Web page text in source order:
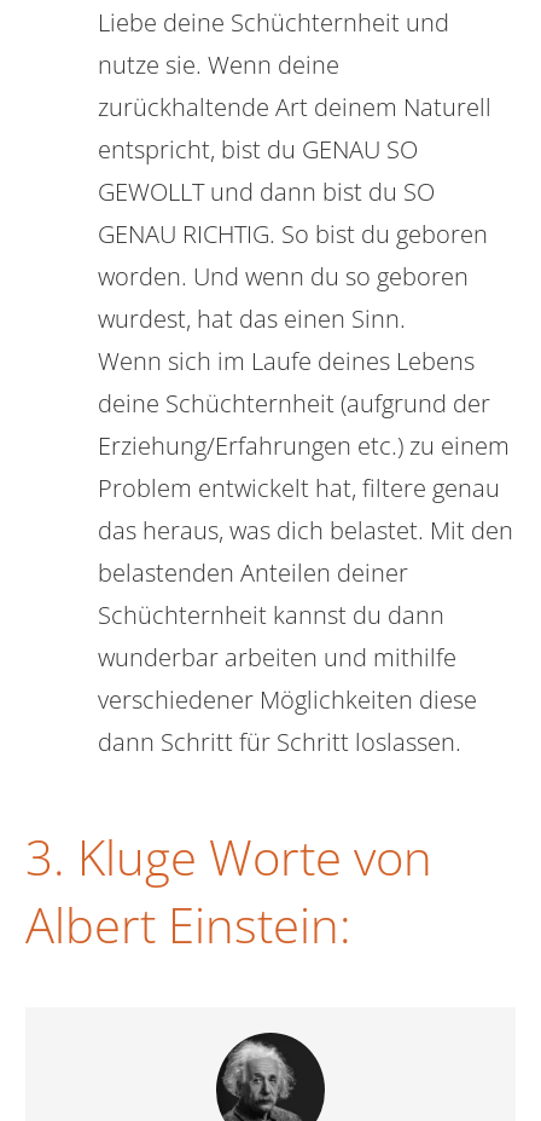
Liebe deine Schüchternheit und
nutze sie. Wenn deine
zurückhaltende Art deinem Naturell
entspricht, bist du GENAU SO
GEWOLLT und dann bist du SO
GENAU RICHTIG. So bist du geboren
worden. Und wenn du so geboren
wurdest, hat das einen Sinn.
Wenn sich im Laufe deines Lebens
deine Schüchternheit (aufgrund der
Erziehung/Erfahrungen etc.) zu einem
Problem entwickelt hat, filtere genau
das heraus, was dich belastet. Mit den
belastenden Anteilen deiner
Schüchternheit kannst du dann
wunderbar arbeiten und mithilfe
verschiedener Möglichkeiten diese
dann Schritt für Schritt loslassen.
3. Kluge Worte von
Albert Einstein: